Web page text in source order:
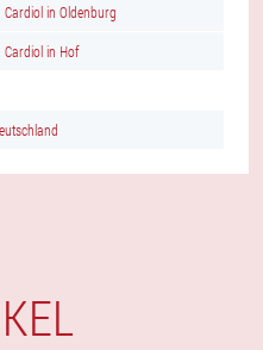
Cardiol in Oldenburg
Cardiol in Hof